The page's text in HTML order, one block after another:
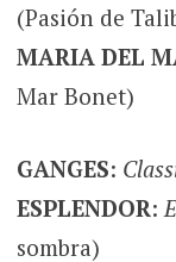
(Pasión de
MARIA DEL
Mar Bonet)
GANGES:
ESPLENDOR:
sombra)